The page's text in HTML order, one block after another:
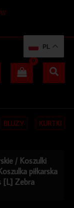
BLUZY KURTKI
/ Koszulki
piłkarska
[L] Zebra
PL